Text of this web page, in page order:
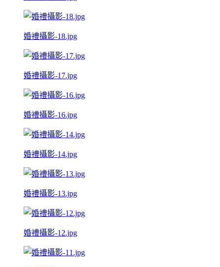
婚禮攝影-18.jpg
婚禮攝影-17.jpg
婚禮攝影-16.jpg
婚禮攝影-14.jpg
婚禮攝影-13.jpg
婚禮攝影-12.jpg